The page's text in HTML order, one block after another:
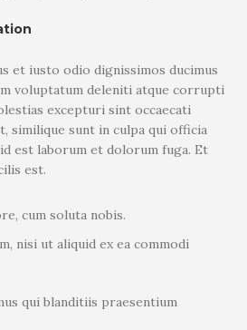
et iusto odio dignissimos ducimus
voluptatum deleniti atque corrupti
excepturi sint occaecati
similique sunt in culpa qui officia
est laborum et dolorum fuga. Et
est.
cum soluta nobis.
nisi ut aliquid ex ea commodi
qui blanditiis praesentium